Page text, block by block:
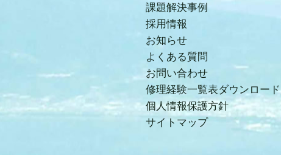
課題解決事例
採用情報
お知らせ
よくある質問
お問い合わせ
修理経験一覧表ダウンロード
個人情報保護方針
サイトマップ